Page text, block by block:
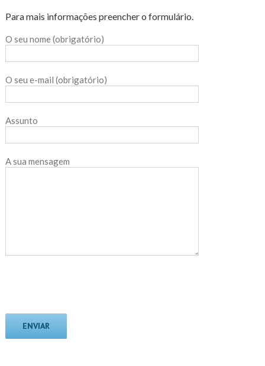
Para mais informações preencher o formulário.
O seu nome (obrigatório)
O seu e-mail (obrigatório)
Assunto
A sua mensagem